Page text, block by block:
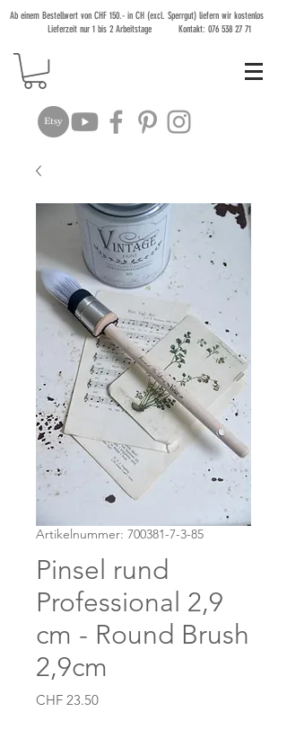
Ab einem Bestellwert von CHF 150.- in CH (excl. Sperrgut) liefern wir kostenlos
Lieferzeit nur 1 bis 2 Arbeitstage Kontakt: 076 538 27 71
Artikelnummer: 700381-7-3-85
Pinsel rund
Professional 2,9
cm - Round Brush
2,9cm
CHF 23.50Preis